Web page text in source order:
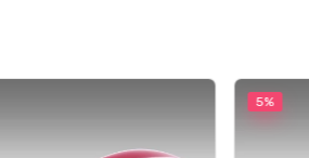
5%